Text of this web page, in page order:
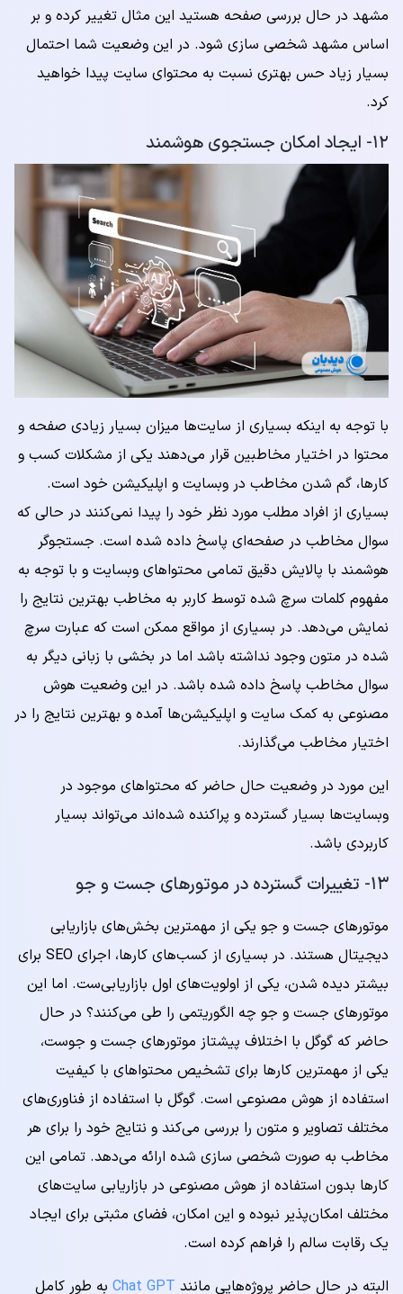
مشهد در حال بررسی صفحه هستید این مثال تغییر کرده و بر
اساس مشهد شخصی سازی شود. در این وضعیت شما احتمال
بسیار زیاد حس بهتری نسبت به محتوای سایت پیدا خواهید
کرد.
۱۲- ایجاد امکان جستجوی هوشمند
با توجه به اینکه بسیاری از سایت‌ها میزان بسیار زیادی صفحه و
محتوا در اختیار مخاطبین قرار می‌دهند یکی از مشکلات کسب و
کارها، گم شدن مخاطب در وبسایت و اپلیکیشن خود است.
بسیاری از افراد مطلب مورد نظر خود را پیدا نمی‌کنند در حالی که
سوال مخاطب در صفحه‌ای پاسخ داده شده است. جستجوگر
هوشمند با پالایش دقیق تمامی محتواهای وبسایت و با توجه به
مفهوم کلمات سرچ شده توسط کاربر به مخاطب بهترین نتایج را
نمایش می‌دهد. در بسیاری از مواقع ممکن است که عبارت سرچ
شده در متون وجود نداشته باشد اما در بخشی با زبانی دیگر به
سوال مخاطب پاسخ داده شده باشد. در این وضعیت هوش
مصنوعی به کمک سایت و اپلیکیشن‌ها آمده و بهترین نتایج را در
اختیار مخاطب می‌گذارند.
این مورد در وضعیت حال حاضر که محتواهای موجود در
وبسایت‌ها بسیار گسترده و پراکنده شده‌اند می‌تواند بسیار
کاربردی باشد.
۱۳- تغییرات گسترده در موتورهای جست و جو
موتورهای جست و جو یکی از مهمترین بخش‌های بازاریابی
دیجیتال هستند. در بسیاری از کسب‌های کارها، اجرای SEO برای
بیشتر دیده شدن، یکی از اولویت‌های اول بازاریابی‌ست. اما این
موتورهای جست و جو چه الگوریتمی را طی می‌کنند؟ در حال
حاضر که گوگل با اختلاف پیشتاز موتورهای جست و جوست،
یکی از مهمترین کارها برای تشخیص محتواهای با کیفیت
استفاده از هوش مصنوعی است. گوگل با استفاده از فناوری‌های
مختلف تصاویر و متون را بررسی می‌کند و نتایج خود را برای هر
مخاطب به صورت شخصی سازی شده ارائه می‌دهد. تمامی این
کارها بدون استفاده از هوش مصنوعی در بازاریابی سایت‌های
مختلف امکان‌پذیر نبوده و این امکان، فضای مثبتی برای ایجاد
یک رقابت سالم را فراهم کرده است.
البته در حال حاضر پروژه‌هایی مانند Chat GPT به طور کامل